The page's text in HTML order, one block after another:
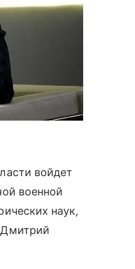
войдет
военной
наук,
Дмитрий